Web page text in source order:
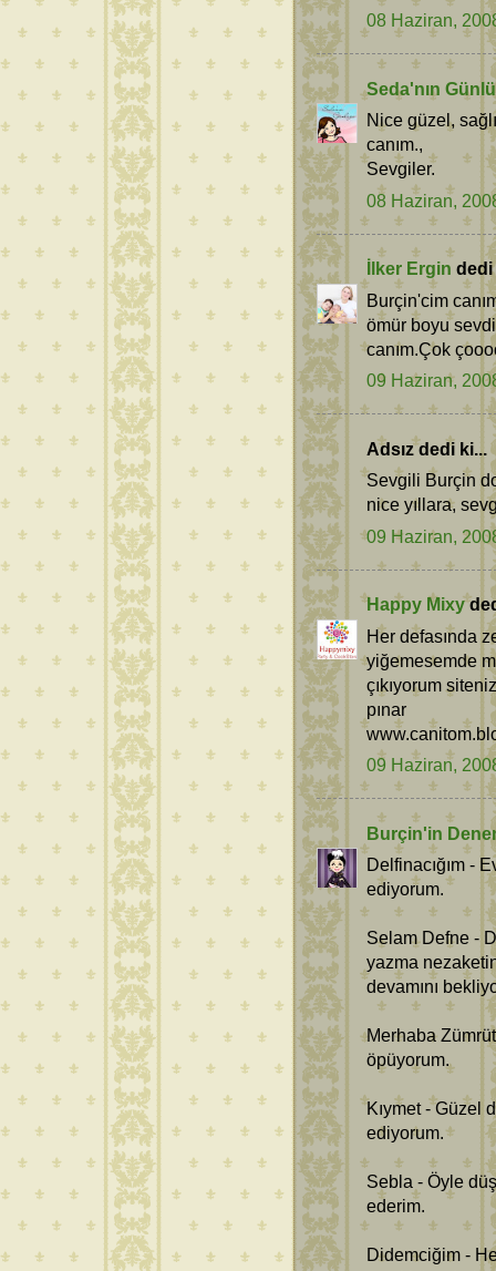
08 Haziran,
Seda'nın
Nice güzel,
canım.,
Sevgiler.
08 Haziran,
İlker Ergin dedi
Burçin'cim
ömür boyu
canım.Çok
09 Haziran,
Adsız dedi ki...
Sevgili Burçin
nice yıllara,
09 Haziran,
Happy Mixy
Her defasında
yiğemesemde
çıkıyorum
pınar
09 Haziran,
Burçin'in
Delfinacığım -
ediyorum.
Selam Defne -
yazma
devamını
Merhaba
öpüyorum.
Kıymet - Güzel
ediyorum.
Sebla - Öyle
ederim.
Didemciğim -